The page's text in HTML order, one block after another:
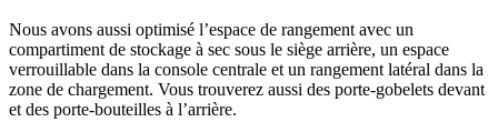
Nous avons aussi optimisé l’espace de rangement avec un
compartiment de stockage à sec sous le siège arrière, un espace
verrouillable dans la console centrale et un rangement latéral dans la
zone de chargement. Vous trouverez aussi des porte-gobelets devant
et des porte-bouteilles à l’arrière.